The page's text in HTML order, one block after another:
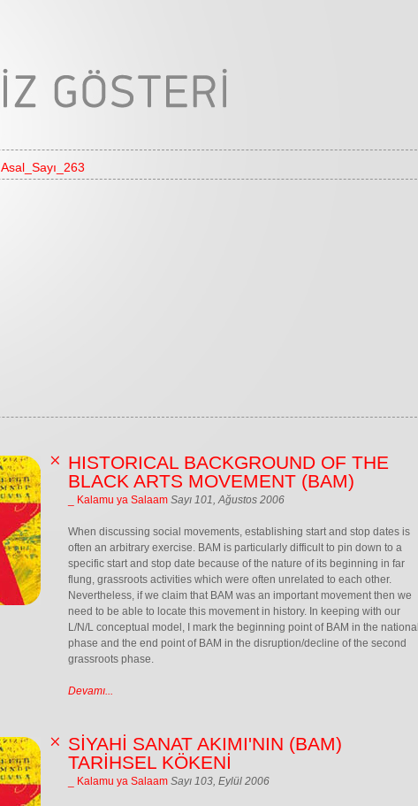
Asal_Sayı_263
HISTORICAL BACKGROUND OF THE
BLACK ARTS MOVEMENT (BAM)
_ Kalamu ya Salaam Sayı 101, Ağustos 2006
When discussing social movements, establishing start and stop dates is
often an arbitrary exercise. BAM is particularly difficult to pin down to a
specific start and stop date because of the nature of its beginning in far
flung, grassroots activities which were often unrelated to each other.
Nevertheless, if we claim that BAM was an important movement then we
need to be able to locate this movement in history. In keeping with our
L/N/L conceptual model, I mark the beginning point of BAM in the national
phase and the end point of BAM in the disruption/decline of the second
grassroots phase.
Devamı...
SİYAHİ SANAT AKIMI'NIN (BAM)
TARİHSEL KÖKENİ
_ Kalamu ya Salaam Sayı 103, Eylül 2006